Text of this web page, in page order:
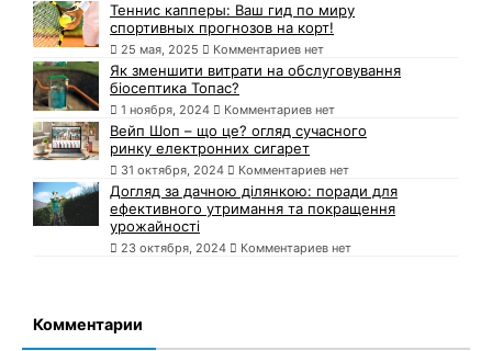
Теннис капперы: Ваш гид по миру
спортивных прогнозов на корт!
25 мая, 2025 Комментариев нет
Як зменшити витрати на обслуговування
біосептика Топас?
1 ноября, 2024 Комментариев нет
Вейп Шоп – що це? огляд сучасного
ринку електронних сигарет
31 октября, 2024 Комментариев нет
Догляд за дачною ділянкою: поради для
ефективного утримання та покращення
урожайності
23 октября, 2024 Комментариев нет
Комментарии